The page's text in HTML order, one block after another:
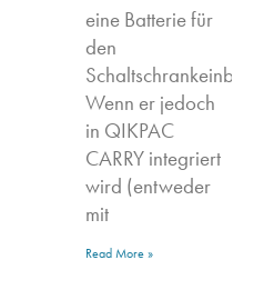
eine Batterie für
den
Schaltschrankeinbau.
Wenn er jedoch
in QIKPAC
CARRY integriert
wird (entweder
mit
Read More »